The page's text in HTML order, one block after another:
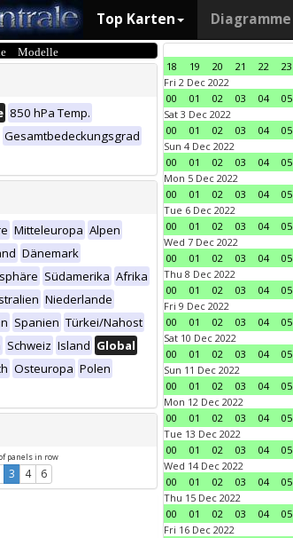
Top Karten Diagramme
Modelle
850 hPa Temp.
Gesamtbedeckungsgrad
Mitteleuropa Alpen
Dänemark
Südamerika Afrika
Niederlande
Spanien Türkei/Nahost
Schweiz Island Global
Osteuropa Polen
panels in row
3 4 6
18 19 20 21 22 23
Fri 2 Dec 2022
00
01 02 03 04 05
Sat 3 Dec 2022
00
01 02 03 04 05
Sun 4 Dec 2022
00
01 02 03 04 05
Mon 5 Dec 2022
00
01 02 03 04 05
Tue 6 Dec 2022
00
01 02 03 04 05
Wed 7 Dec 2022
00
01 02 03 04 05
Thu 8 Dec 2022
00
01 02 03 04 05
Fri 9 Dec 2022
00
01 02 03 04 05
Sat 10 Dec 2022
00
01 02 03 04 05
Sun 11 Dec 2022
00
01 02 03 04 05
Mon 12 Dec 2022
00
01 02 03 04 05
Tue 13 Dec 2022
00
01 02 03 04 05
Wed 14 Dec 2022
00
01 02 03 04 05
Thu 15 Dec 2022
00
01 02 03 04 05
Fri 16 Dec 2022